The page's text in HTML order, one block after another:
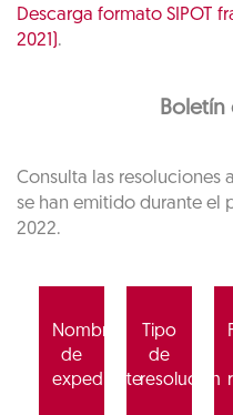
Descarga formato SIPOT
2021) .
Boletín
Consulta las resoluciones
se han emitido durante el
2022.
Nombre
de
expediente
Tipo
de
resolución